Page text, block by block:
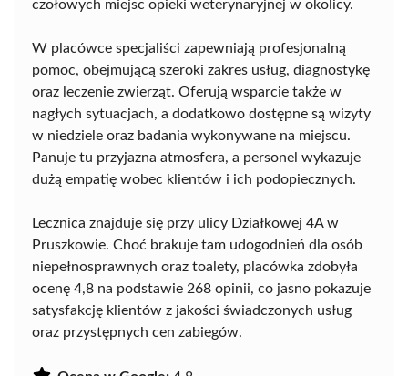
czołowych miejsc opieki weterynaryjnej w okolicy.
W placówce specjaliści zapewniają profesjonalną
pomoc, obejmującą szeroki zakres usług, diagnostykę
oraz leczenie zwierząt. Oferują wsparcie także w
nagłych sytuacjach, a dodatkowo dostępne są wizyty
w niedziele oraz badania wykonywane na miejscu.
Panuje tu przyjazna atmosfera, a personel wykazuje
dużą empatię wobec klientów i ich podopiecznych.
Lecznica znajduje się przy ulicy Działkowej 4A w
Pruszkowie. Choć brakuje tam udogodnień dla osób
niepełnosprawnych oraz toalety, placówka zdobyła
ocenę 4,8 na podstawie 268 opinii, co jasno pokazuje
satysfakcję klientów z jakości świadczonych usług
oraz przystępnych cen zabiegów.